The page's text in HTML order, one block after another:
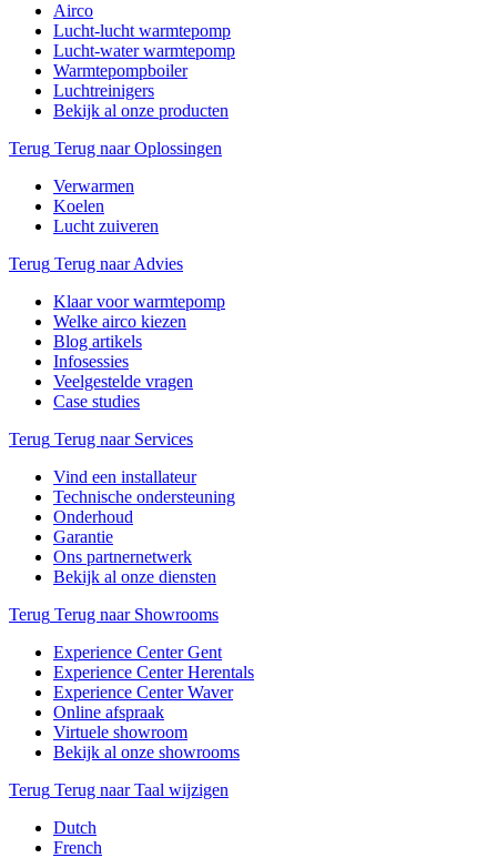
Airco
Lucht-lucht warmtepomp
Lucht-water warmtepomp
Warmtepompboiler
Luchtreinigers
Bekijk al onze producten
Terug Terug naar Oplossingen
Verwarmen
Koelen
Lucht zuiveren
Terug Terug naar Advies
Klaar voor warmtepomp
Welke airco kiezen
Blog artikels
Infosessies
Veelgestelde vragen
Case studies
Terug Terug naar Services
Vind een installateur
Technische ondersteuning
Onderhoud
Garantie
Ons partnernetwerk
Bekijk al onze diensten
Terug Terug naar Showrooms
Experience Center Gent
Experience Center Herentals
Experience Center Waver
Online afspraak
Virtuele showroom
Bekijk al onze showrooms
Terug Terug naar Taal wijzigen
Dutch
French